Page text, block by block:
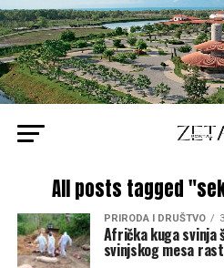
All posts tagged
PRIRODA I DRUŠTVO
Afrička kuga svinja
svinjskog mesa